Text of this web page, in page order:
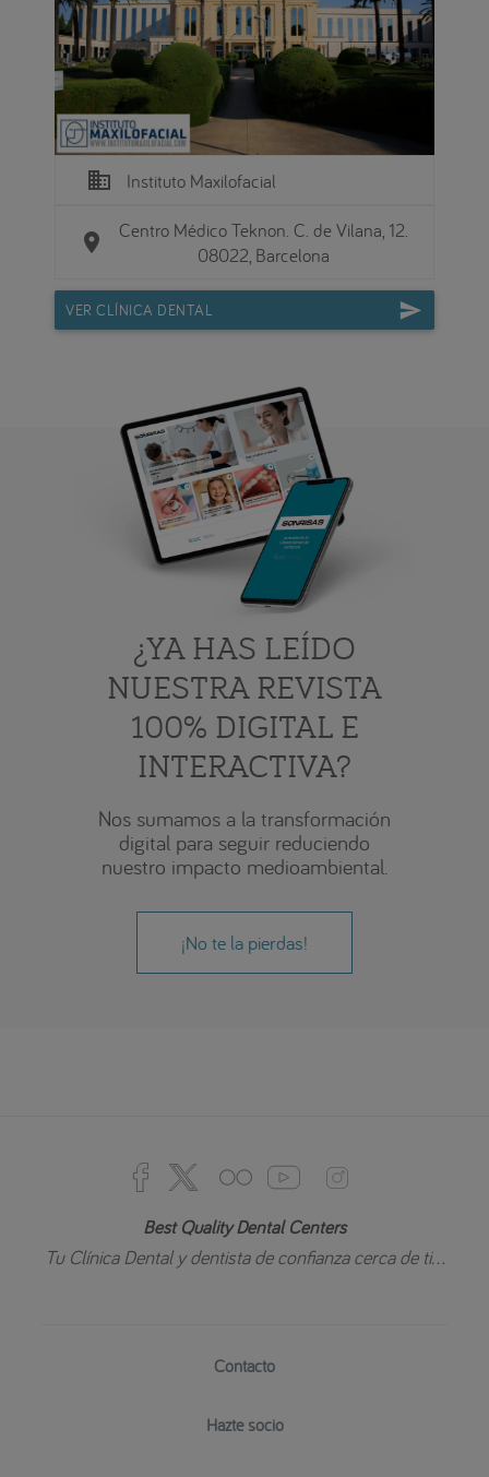
business Instituto Maxilofacial
location_on
Centro Médico Teknon. C. de Vilana, 12.
08022, Barcelona
VER CLÍNICA DENTAL
¿YA HAS LEÍDO
NUESTRA REVISTA
100% DIGITAL E
INTERACTIVA?
Nos sumamos a la transformación
digital para seguir reduciendo
nuestro impacto medioambiental.
¡No te la pierdas!
Best Quality Dental Centers
Tu Clínica Dental y dentista de confianza cerca de ti...
Contacto
Hazte socio